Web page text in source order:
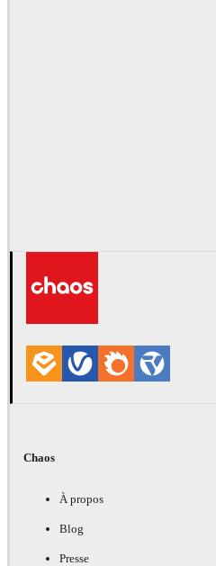
Chaos
À propos
Blog
Presse